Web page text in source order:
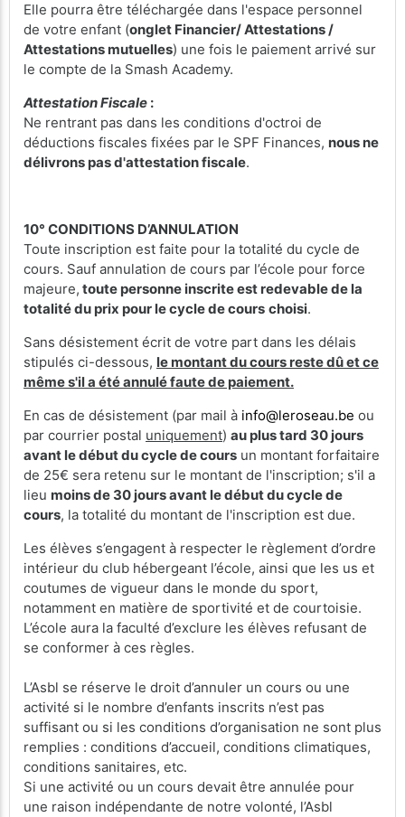
Elle pourra être téléchargée dans l'espace personnel
de votre enfant (onglet Financier/ Attestations /
Attestations mutuelles) une fois le paiement arrivé sur
le compte de la Smash Academy.
Attestation Fiscale :
Ne rentrant pas dans les conditions d'octroi de
déductions fiscales fixées par le SPF Finances, nous ne
délivrons pas d'attestation fiscale.
10° CONDITIONS D’ANNULATION
Toute inscription est faite pour la totalité du cycle de
cours. Sauf annulation de cours par l’école pour force
majeure, toute personne inscrite est redevable de la
totalité du prix pour le cycle de cours choisi.
Sans désistement écrit de votre part dans les délais
stipulés ci-dessous, le montant du cours reste dû et ce
même s'il a été annulé faute de paiement.
En cas de désistement (par mail à info@leroseau.be ou
par courrier postal uniquement) au plus tard 30 jours
avant le début du cycle de cours un montant forfaitaire
de 25€ sera retenu sur le montant de l'inscription; s'il a
lieu moins de 30 jours avant le début du cycle de
cours, la totalité du montant de l'inscription est due.
Les élèves s’engagent à respecter le règlement d’ordre
intérieur du club hébergeant l’école, ainsi que les us et
coutumes de vigueur dans le monde du sport,
notamment en matière de sportivité et de courtoisie.
L’école aura la faculté d’exclure les élèves refusant de
se conformer à ces règles.
L’Asbl se réserve le droit d’annuler un cours ou une
activité si le nombre d’enfants inscrits n’est pas
suffisant ou si les conditions d’organisation ne sont plus
remplies : conditions d’accueil, conditions climatiques,
conditions sanitaires, etc.
Si une activité ou un cours devait être annulée pour
une raison indépendante de notre volonté, l’Asbl